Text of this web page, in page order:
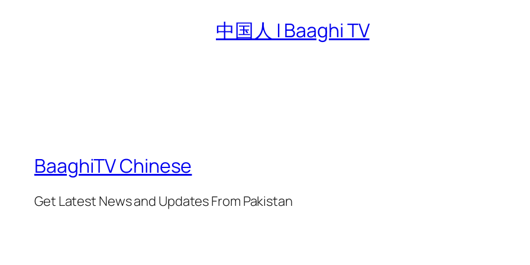
中国人 | Baaghi TV
BaaghiTV Chinese
Get Latest News and Updates From Pakistan